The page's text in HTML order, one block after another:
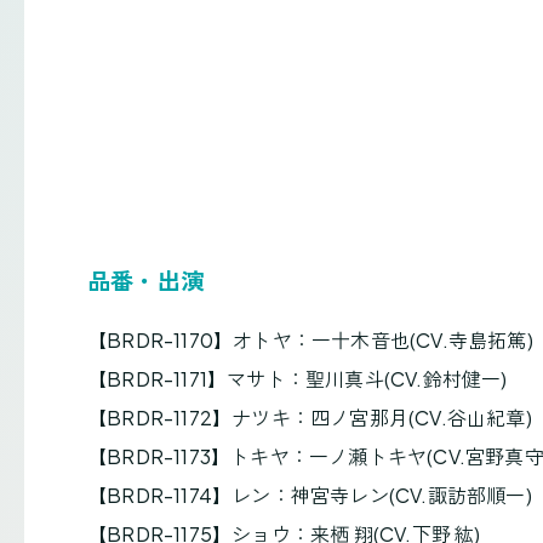
品番・出演
【BRDR-1170】オトヤ：一十木音也(CV.寺島拓篤)
【BRDR-1171】マサト：聖川真斗(CV.鈴村健一)
【BRDR-1172】ナツキ：四ノ宮那月(CV.谷山紀章)
【BRDR-1173】トキヤ：一ノ瀬トキヤ(CV.宮野真
【BRDR-1174】レン：神宮寺レン(CV.諏訪部順一)
【BRDR-1175】ショウ：来栖 翔(CV.下野 紘)